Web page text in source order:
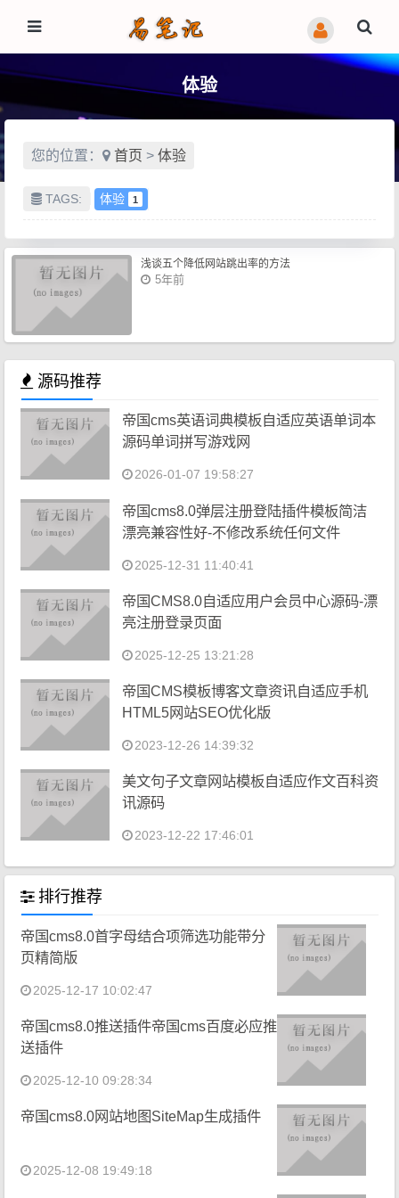
体验
您的位置： 首页 > 体验
TAGS: 体验 1
浅谈五个降低网站跳出率的方法
5年前
源码推荐
帝国cms英语词典模板自适应英语单词本
源码单词拼写游戏网
2026-01-07 19:58:27
帝国cms8.0弹层注册登陆插件模板简洁
漂亮兼容性好-不修改系统任何文件
2025-12-31 11:40:41
帝国CMS8.0自适应用户会员中心源码-漂
亮注册登录页面
2025-12-25 13:21:28
帝国CMS模板博客文章资讯自适应手机
HTML5网站SEO优化版
2023-12-26 14:39:32
美文句子文章网站模板自适应作文百科资
讯源码
2023-12-22 17:46:01
排行推荐
帝国cms8.0首字母结合项筛选功能带分
页精简版
2025-12-17 10:02:47
帝国cms8.0推送插件帝国cms百度必应推
送插件
2025-12-10 09:28:34
帝国cms8.0网站地图SiteMap生成插件
2025-12-08 19:49:18